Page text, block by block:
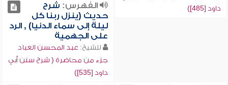
داود [485])
الفهرس: شرح
حديث (ينزل ربنا كل
ليلة إلى سماء الدنيا) , الرد
على الجهمية
للشيخ: عبد المحسن العباد
جزء من محاضرة ( شرح سنن أبي
داود [535])